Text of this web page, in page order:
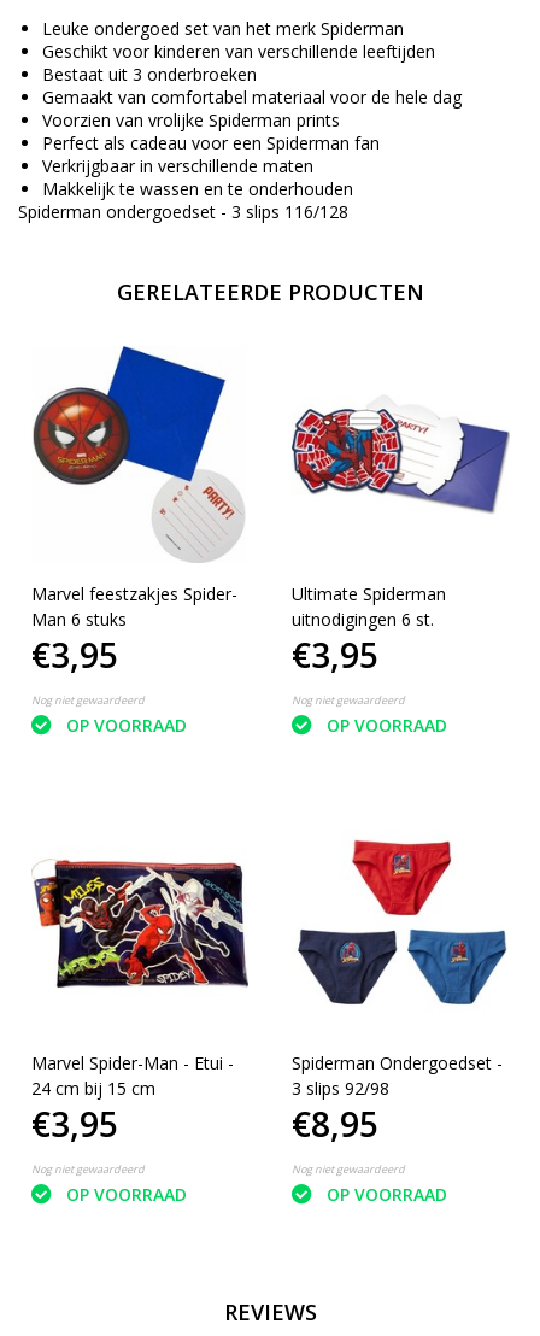
Leuke ondergoed set van het merk Spiderman
Geschikt voor kinderen van verschillende leeftijden
Bestaat uit 3 onderbroeken
Gemaakt van comfortabel materiaal voor de hele dag
Voorzien van vrolijke Spiderman prints
Perfect als cadeau voor een Spiderman fan
Verkrijgbaar in verschillende maten
Makkelijk te wassen en te onderhouden
Spiderman ondergoedset - 3 slips 116/128
GERELATEERDE PRODUCTEN
Marvel feestzakjes Spider-
Man 6 stuks
€3,95
Nog niet gewaardeerd
OP VOORRAAD
Ultimate Spiderman
uitnodigingen 6 st.
€3,95
Nog niet gewaardeerd
OP VOORRAAD
Marvel Spider-Man - Etui -
24 cm bij 15 cm
€3,95
Nog niet gewaardeerd
OP VOORRAAD
Spiderman Ondergoedset -
3 slips 92/98
€8,95
Nog niet gewaardeerd
OP VOORRAAD
REVIEWS